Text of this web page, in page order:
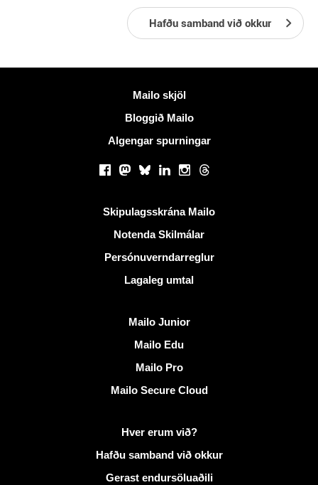
Hafðu samband við okkur
Mailo skjöl
Bloggið Mailo
Algengar spurningar
Facebook
Mastodon
BlueskyLinkedInInstagram
Threads
Skipulagsskrána Mailo
Notenda Skilmálar
Persónuverndarreglur
Lagaleg umtal
Mailo Junior
Mailo Edu
Mailo Pro
Mailo Secure Cloud
Frekari upplýsingar á MailoHver erum við?
Hafðu samband við okkur
Gerast endursöluaðili